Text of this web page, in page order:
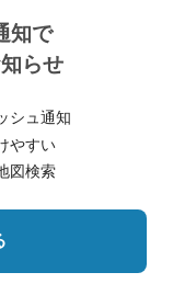
知で
らせ
シュ通知
やすい
図検索
規約
情報